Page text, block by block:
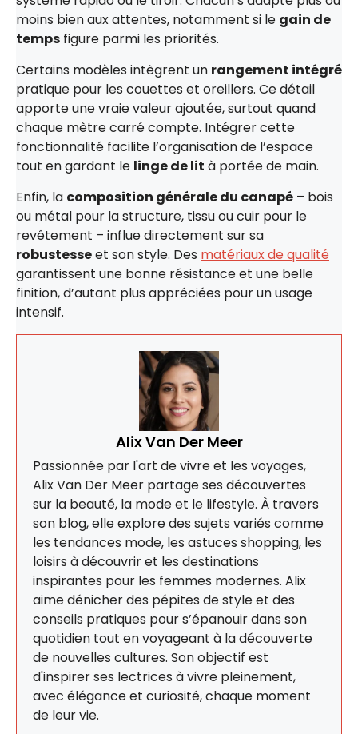
moins bien aux attentes, notamment si le gain de
temps figure parmi les priorités.
Certains modèles intègrent un rangement intégré
pratique pour les couettes et oreillers. Ce détail
apporte une vraie valeur ajoutée, surtout quand
chaque mètre carré compte. Intégrer cette
fonctionnalité facilite l’organisation de l’espace
tout en gardant le linge de lit à portée de main.
Enfin, la composition générale du canapé – bois
ou métal pour la structure, tissu ou cuir pour le
revêtement – influe directement sur sa
robustesseet son style. Des matériaux de qualité
garantissent une bonne résistance et une belle
finition, d’autant plus appréciées pour un usage
intensif.
Alix Van Der Meer
Passionnée par l'art de vivre et les voyages,
Alix Van Der Meer partage ses découvertes
sur la beauté, la mode et le lifestyle. À travers
son blog, elle explore des sujets variés comme
les tendances mode, les astuces shopping, les
loisirs à découvrir et les destinations
inspirantes pour les femmes modernes. Alix
aime dénicher des pépites de style et des
conseils pratiques pour s’épanouir dans son
quotidien tout en voyageant à la découverte
de nouvelles cultures. Son objectif est
d'inspirer ses lectrices à vivre pleinement,
avec élégance et curiosité, chaque moment
de leur vie.